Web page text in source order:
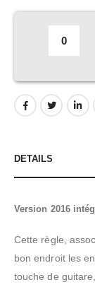
DETAILS
Version 2016
Cette règle,
bon endroit les
touche de